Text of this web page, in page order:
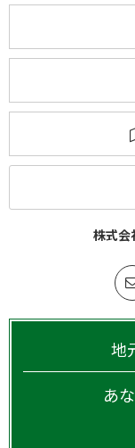
株式会
地
あ